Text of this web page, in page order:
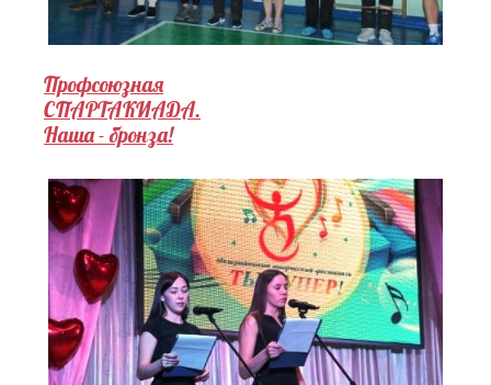
Профсоюзная
СПАРТАКИАДА.
Наша - бронза!